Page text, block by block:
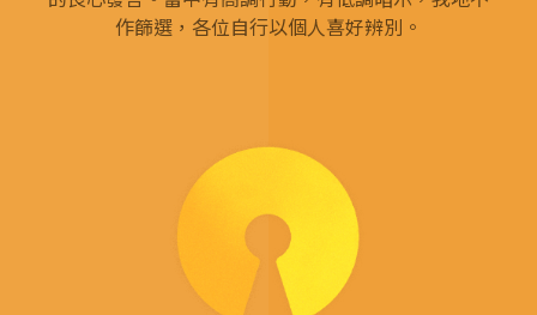
作篩選，各位自行以個人喜好辨別。